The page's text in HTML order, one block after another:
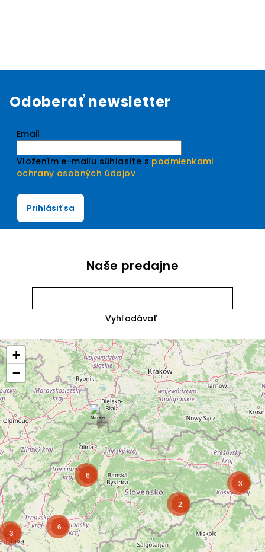
Odoberať newsletter
Email
Vložením e-mailu súhlasíte s podmienkami
ochrany osobných údajov
Prihlásiť sa
Naše predajne
2
3
3
6
6
+
−